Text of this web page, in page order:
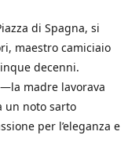
di Spagna, si
maestro camiciaio
decenni.
madre lavorava
un noto sarto
per l’eleganza e